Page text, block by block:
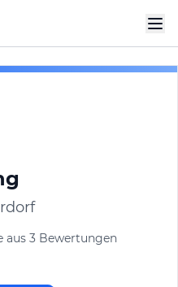
aus 3 Bewertungen